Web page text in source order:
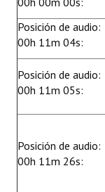
Posición de audio:
00h 11m 04s:
Posición de audio:
00h 11m 05s:
Posición de audio:
00h 11m 26s: